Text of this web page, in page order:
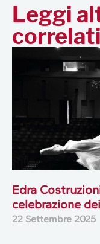
Leggi
correlati
Edra
celebrazione
22 Settembre 2025